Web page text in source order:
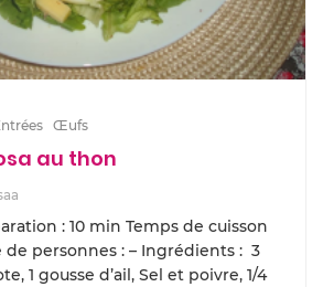
Œufs
au thon
: 10 min Temps de cuisson
de personnes : – Ingrédients : 3
1 gousse d’ail, Sel et poivre, 1/4